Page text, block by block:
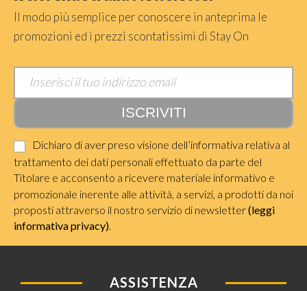
Il modo più semplice per conoscere in anteprima le
promozioni ed i prezzi scontatissimi di Stay On
Dichiaro di aver preso visione dell’informativa relativa al
trattamento dei dati personali effettuato da parte del
Titolare e acconsento a ricevere materiale informativo e
promozionale inerente alle attività, a servizi, a prodotti da noi
proposti attraverso il nostro servizio di newsletter(leggi
informativa privacy).
ASSISTENZA